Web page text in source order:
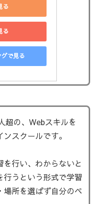
る
る
で見る
超の、Webスキルを
スクールです。
行い、わからないと
行うという形式で学習
場所を選ばず自分のペ